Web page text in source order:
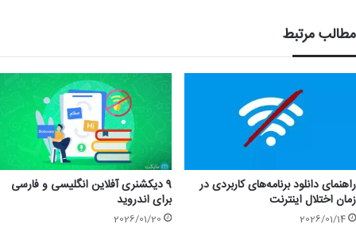
مطالب مرتبط
راهنمای دانلود برنامه‌های کاربردی در
زمان اختلال اینترنت
2026/01/14
9 دیکشنری آفلاین انگلیسی و فارسی
برای اندروید
2026/01/20